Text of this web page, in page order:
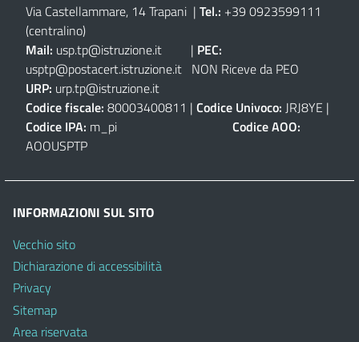
Via Castellammare, 14 Trapani | Tel.: +39 0923599111
(centralino)
Mail: usp.tp@istruzione.it | PEC:
usptp@postacert.istruzione.it NON Riceve da PEO
URP: urp.tp@istruzione.it
Codice fiscale: 80003400811 | Codice Univoco: JRJ8YE |
Codice IPA: m_pi Codice AOO:
AOOUSPTP
INFORMAZIONI SUL SITO
Vecchio sito
Dichiarazione di accessibilità
Privacy
Sitemap
Area riservata